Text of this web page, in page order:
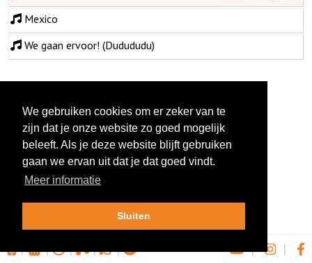
Mexico
We gaan ervoor! (Dudududu)
| | | | | | |
We gebruiken cookies om er zeker van te
zijn dat je onze website zo goed mogelijk
beleeft. Als je deze website blijft gebruiken
gaan we ervan uit dat je dat goed vindt.
Meer informatie
Sluiten